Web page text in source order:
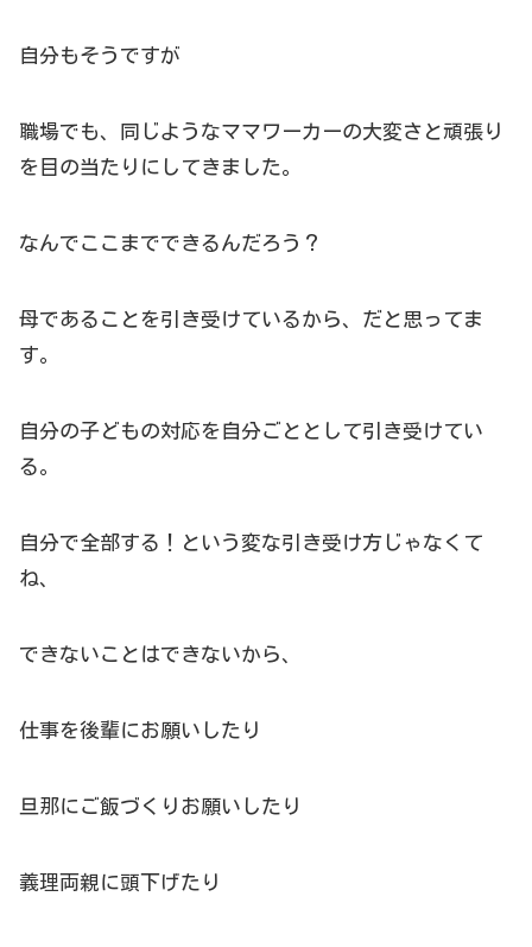
自分もそうですが
職場でも、同じようなママワーカーの大変さと頑張り
を目の当たりにしてきました。
なんでここまでできるんだろう？
母であることを引き受けているから、だと思ってま
す。
自分の子どもの対応を自分ごととして引き受けてい
る。
自分で全部する！という変な引き受け方じゃなくて
ね、
できないことはできないから、
仕事を後輩にお願いしたり
旦那にご飯づくりお願いしたり
義理両親に頭下げたり